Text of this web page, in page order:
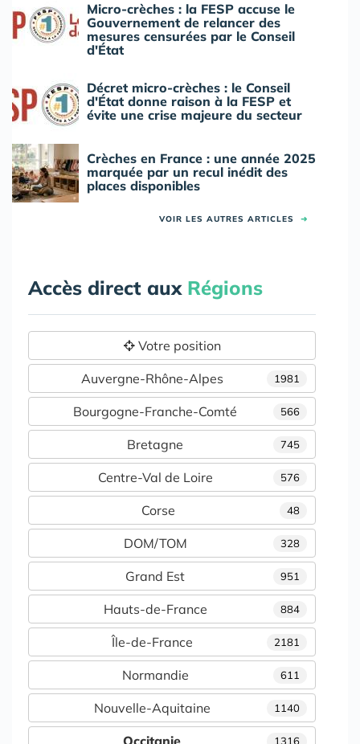
Micro-crèches : la FESP accuse le
Gouvernement de relancer des
mesures censurées par le Conseil
d'État
Décret micro-crèches : le Conseil
d'État donne raison à la FESP et
évite une crise majeure du secteur
Crèches en France : une année 2025
marquée par un recul inédit des
places disponibles
VOIR LES AUTRES ARTICLES ➜
Accès direct aux Régions
Votre position
1981
Auvergne-Rhône-Alpes
566
Bourgogne-Franche-Comté
745
Bretagne
576
Centre-Val de Loire
48
Corse
328
DOM/TOM
951
Grand Est
884
Hauts-de-France
2181
Île-de-France
611
Normandie
1140
Nouvelle-Aquitaine
1316